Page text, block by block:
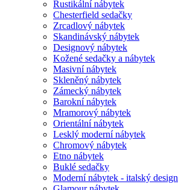
Rustikální nábytek
Chesterfield sedačky
Zrcadlový nábytek
Skandinávský nábytek
Designový nábytek
Kožené sedačky a nábytek
Masivní nábytek
Skleněný nábytek
Zámecký nábytek
Barokní nábytek
Mramorový nábytek
Orientální nábytek
Lesklý moderní nábytek
Chromový nábytek
Etno nábytek
Buklé sedačky
Moderní nábytek - italský design